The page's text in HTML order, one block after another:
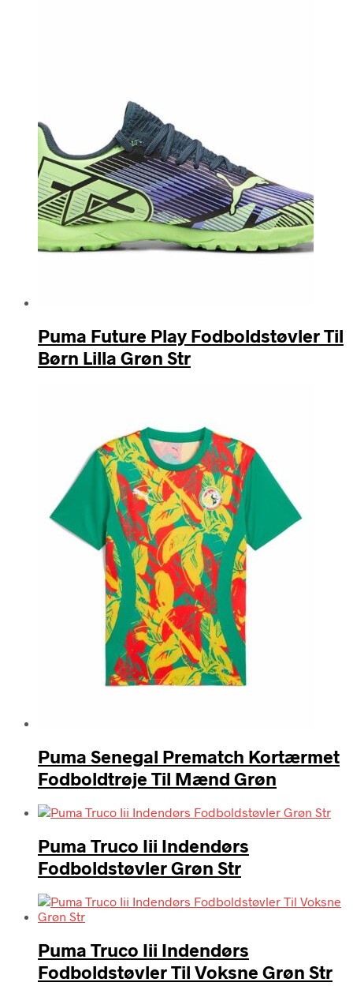
Puma Future Play Fodboldstøvler Til
Børn Lilla Grøn Str
Puma Senegal Prematch Kortærmet
Fodboldtrøje Til Mænd Grøn
Puma Truco Iii Indendørs
Fodboldstøvler Grøn Str
Puma Truco Iii Indendørs
Fodboldstøvler Til Voksne Grøn Str